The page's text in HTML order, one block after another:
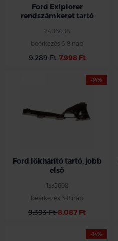
Ford Exlplorer
rendszámkeret tartó
2406408
beérkezés 6-8 nap
9.289 Ft7.998 Ft
-14%
Ford lökhárító tartó, jobb
első
1335698
beérkezés 6-8 nap
9.393 Ft8.087 Ft
-14%